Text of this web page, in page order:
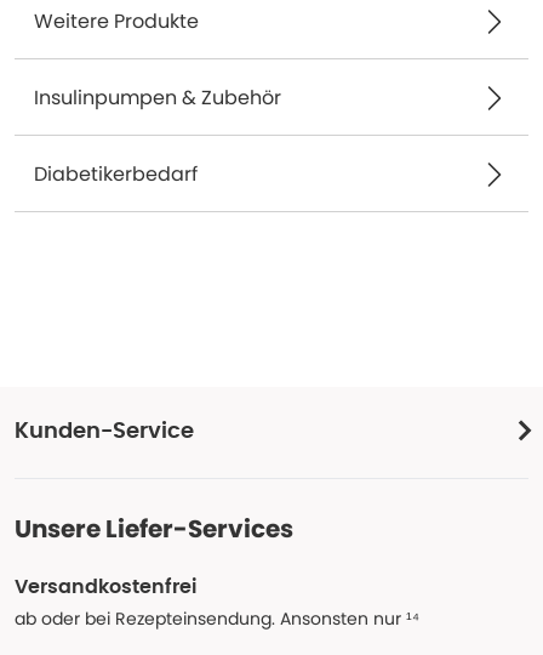
Weitere Produkte
Insulinpumpen & Zubehör
Diabetikerbedarf
Kunden-Service
Unsere Liefer-Services
Versandkostenfrei
ab oder bei Rezepteinsendung. Ansonsten nur ¹⁴